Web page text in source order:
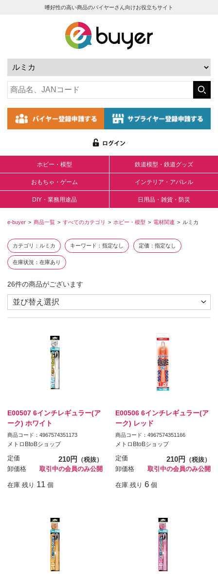
嗜好性の高い商品のバイヤーさん向けお役立ちサイト
ホビー・模型 鉄道模型・鉄道グッズ
おもちゃ・ゲーム インテリア・アパレル
DIY・業務用途品 日用品・雑貨・防災
e-buyer 商品一覧 すべてのカテゴリ ホビー・模型 電材関連 ルミカ
カテゴリ ルミカ キーワード 指定なし 定価 指定なし
在庫状況 在庫あり
26件の商品がございます
E00507 6インチレギュラー(ア
ーク) ホワイト
商品コード：4967574351173
メトロBtoBショップ
定価 210円
（税抜）
卸価格
取引中の会員のみ公開
在庫 残り 11 個
E00506 6インチレギュラー(ア
ーク) レッド
商品コード：4967574351166
メトロBtoBショップ
定価 210円
（税抜）
卸価格
取引中の会員のみ公開
在庫 残り 6 個